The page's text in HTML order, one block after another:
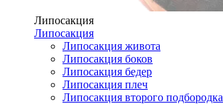
Липосакция
Липосакция
Липосакция живота
Липосакция боков
Липосакция бедер
Липосакция плеч
Липосакция второго подбородка